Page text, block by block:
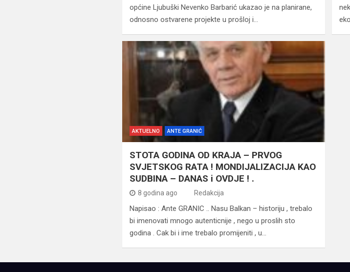
općine Ljubuški Nevenko Barbarić ukazao je na planirane,
odnosno ostvarene projekte u prošloj i…
AKTUELNO ANTE GRANIĆ
STOTA GODINA OD KRAJA – PRVOG
SVJETSKOG RATA ! MONDIJALIZACIJA KAO
SUDBINA – DANAS i OVDJE ! .
8 godina ago Redakcija
Napisao : Ante GRANIC .. Nasu Balkan – historiju , trebalo
bi imenovati mnogo autenticnije , nego u proslih sto
godina . Cak bi i ime trebalo promijeniti , u…